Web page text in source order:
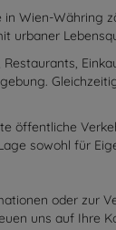
in Wien-Währing
urbaner
Restaurants,
öffentliche
sowohl für
oder zur
uns auf Ihre